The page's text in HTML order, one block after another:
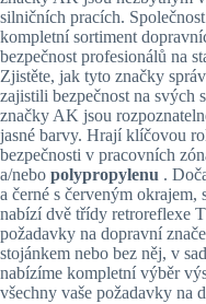
silničních pracích.
kompletní sortiment
bezpečnost profesionálů na
Zjistěte, jak tyto značky
zajistili bezpečnost na svých
značky AK jsou
jasné barvy. Hrají klíčovou
bezpečnosti v pracovních
a/nebo polypropylenu .
a černé s červeným okrajem,
nabízí dvě třídy retroreflexe
požadavky na dopravní
stojánkem nebo bez něj, v
nabízíme kompletní výběr
všechny vaše požadavky na